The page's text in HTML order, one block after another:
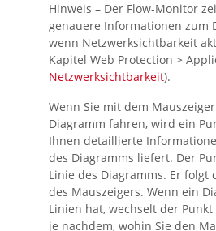
Hinweis – Der Flow-Monitor
genauere Informationen zum
wenn Netzwerksichtbarkeit
Kapitel Web Protection >
Netzwerksichtbarkeit).
Wenn Sie mit dem
Diagramm fahren, wird ein
Ihnen detaillierte
des Diagramms liefert. Der
Linie des Diagramms. Er folgt
des Mauszeigers. Wenn ein
Linien hat, wechselt der
je nachdem, wohin Sie den